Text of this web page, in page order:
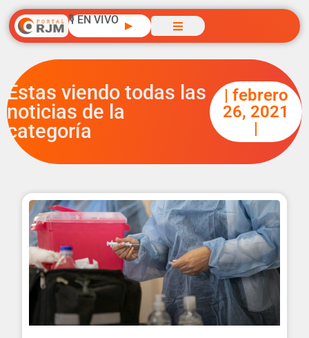
🎙️ EN VIVO ▶
Estas viendo todas las
noticias de la
categoría
| febrero
26, 2021
|